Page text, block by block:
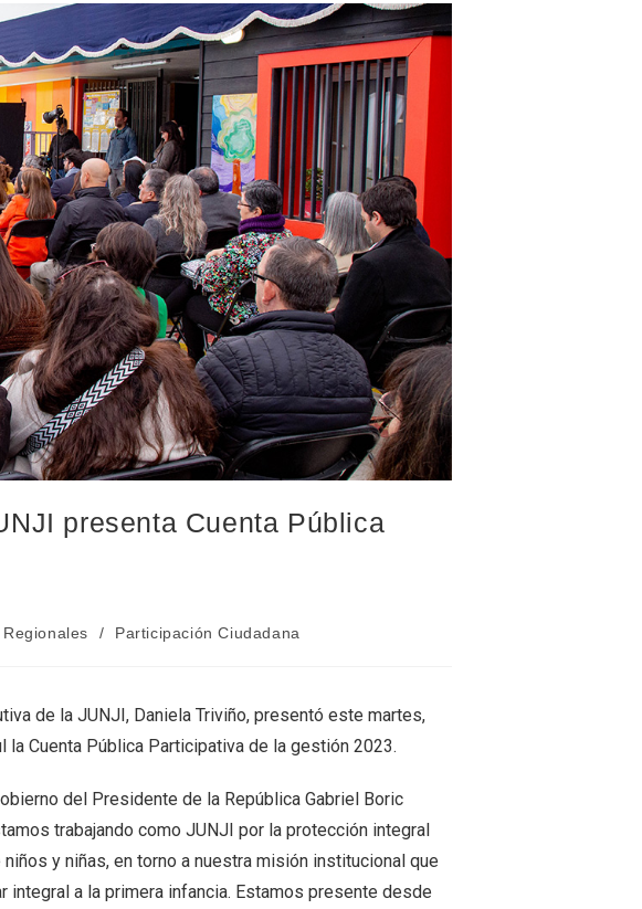
presenta Cuenta Pública
/ Participación Ciudadana
de la JUNJI, Daniela Triviño, presentó este martes,
la Cuenta Pública Participativa de la gestión 2023.
del Presidente de la República Gabriel Boric
trabajando como JUNJI por la protección integral
y niñas, en torno a nuestra misión institucional que
a la primera infancia. Estamos presente desde